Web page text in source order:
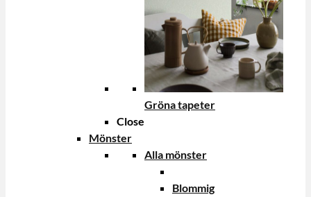
Gröna tapeter
Close
Mönster
Alla mönster
Blommig